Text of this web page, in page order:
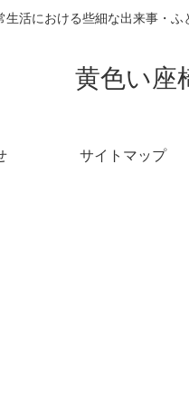
生活における些細な出来事・ふ
黄色い座
サイトマップ